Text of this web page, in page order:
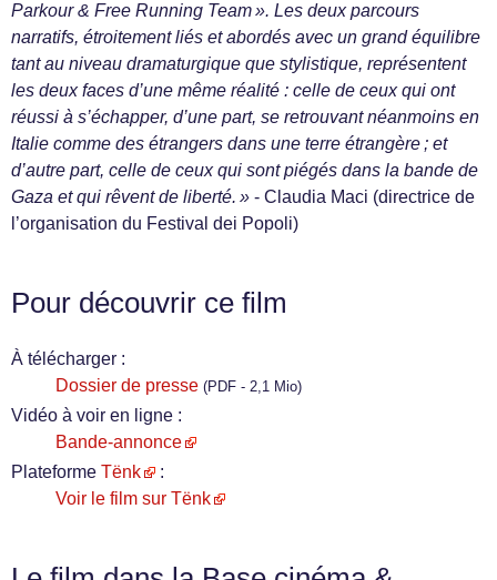
Parkour & Free Running Team ». Les deux parcours
narratifs, étroitement liés et abordés avec un grand équilibre
tant au niveau dramaturgique que stylistique, représentent
les deux faces d’une même réalité : celle de ceux qui ont
réussi à s’échapper, d’une part, se retrouvant néanmoins en
Italie comme des étrangers dans une terre étrangère ; et
d’autre part, celle de ceux qui sont piégés dans la bande de
Gaza et qui rêvent de liberté. » - Claudia Maci (directrice de
l’organisation du Festival dei Popoli)
Pour découvrir ce film
À télécharger :
Dossier de presse (PDF - 2,1 Mio)
Vidéo à voir en ligne :
Bande-annonce
Plateforme Tënk
:
Voir le film sur Tënk